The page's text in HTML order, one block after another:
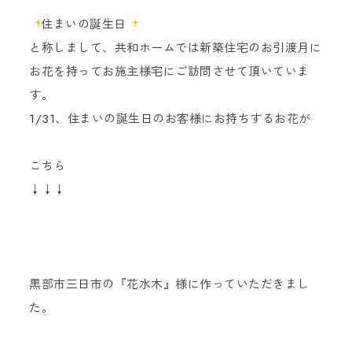
住まいの誕生日
と称しまして、共和ホームでは新築住宅のお引渡月に
お花を持ってお施主様宅にご訪問させて頂いていま
す。
1/31、住まいの誕生日のお客様にお持ちするお花が
こちら
↓↓↓
黒部市三日市の『花水木』様に作っていただきまし
た。